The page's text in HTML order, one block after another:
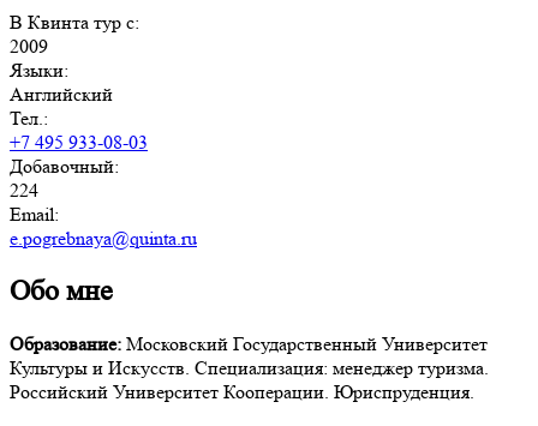
В Квинта тур с:
2009
Языки:
Английский
Тел.:
+7 495 933-08-03
Добавочный:
224
Email:
e.pogrebnaya@quinta.ru
Обо мне
Образование: Московский Государственный Университет
Культуры и Искусств. Специализация: менеджер туризма.
Российский Университет Кооперации. Юриспруденция.